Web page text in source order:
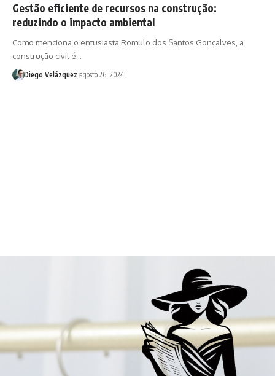
Gestão eficiente de recursos na construção:
reduzindo o impacto ambiental
Como menciona o entusiasta Romulo dos Santos Gonçalves, a
construção civil é…
Diego Velázquez agosto 26, 2024